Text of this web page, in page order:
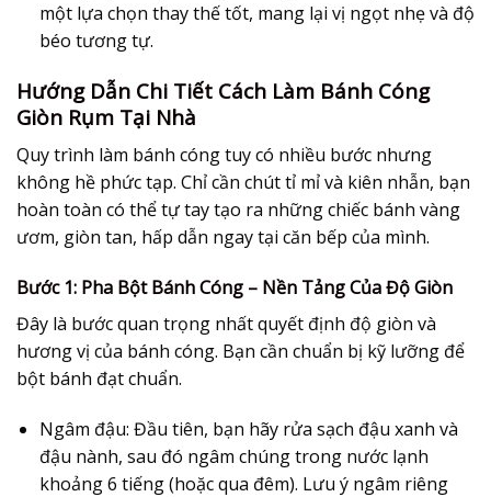
một lựa chọn thay thế tốt, mang lại vị ngọt nhẹ và độ
béo tương tự.
Hướng Dẫn Chi Tiết Cách Làm Bánh Cóng
Giòn Rụm Tại Nhà
Quy trình làm bánh cóngtuy có nhiều bước nhưng
không hề phức tạp. Chỉ cần chút tỉ mỉ và kiên nhẫn, bạn
hoàn toàn có thể tự tay tạo ra những chiếc bánh vàng
ươm, giòn tan, hấp dẫn ngay tại căn bếp của mình.
Bước 1: Pha Bột Bánh Cóng – Nền Tảng Của Độ Giòn
Đây là bước quan trọng nhất quyết định độ giòn và
hương vị của bánh cóng. Bạn cần chuẩn bị kỹ lưỡng để
bột bánh đạt chuẩn.
Ngâm đậu: Đầu tiên, bạn hãy rửa sạch đậu xanh và
đậu nành, sau đó ngâm chúng trong nước lạnh
khoảng 6 tiếng (hoặc qua đêm). Lưu ý ngâm riêng